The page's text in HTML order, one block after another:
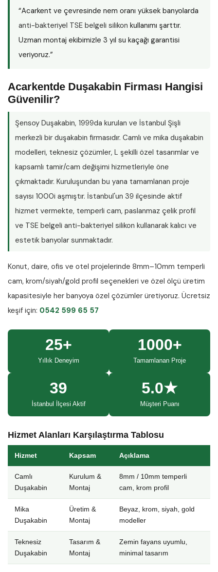
“Acarkent ve çevresinde nem oranı yüksek banyolarda
anti-bakteriyel TSE belgeli silikon kullanımı şarttır.
Uzman montaj ekibimizle 3 yıl su kaçağı garantisi
veriyoruz.”
Acarkentde Duşakabin Firması Hangisi
Güvenilir?
Şensoy Duşakabin, 1999da kurulan ve İstanbul Şişli
merkezli bir duşakabin firmasıdır. Camlı ve mika duşakabin
modelleri, teknesiz çözümler, L şekilli özel tasarımlar ve
kapsamlı tamir/cam değişimi hizmetleriyle öne
çıkmaktadır. Kuruluşundan bu yana tamamlanan proje
sayısı 1000i aşmıştır. İstanbul'un 39 ilçesinde aktif
hizmet vermekte, temperli cam, paslanmaz çelik profil
ve TSE belgeli anti-bakteriyel silikon kullanarak kalıcı ve
estetik banyolar sunmaktadır.
Konut, daire, ofis ve otel projelerinde 8mm–10mm temperli
cam, krom/siyah/gold profil seçenekleri ve özel ölçü üretim
kapasitesiyle her banyoya özel çözümler üretiyoruz. Ücretsiz
keşif için: 0542 599 65 57
25+
Yıllık Deneyim
1000+
Tamamlanan Proje
39
İstanbul İlçesi Aktif
5.0★
Müşteri Puanı
Hizmet Alanları Karşılaştırma Tablosu
Hizmet Kapsam Açıklama
Camlı
Duşakabin
Kurulum &
Montaj
8mm / 10mm temperli
cam, krom profil
Mika
Duşakabin
Üretim &
Montaj
Beyaz, krom, siyah, gold
modeller
Teknesiz
Duşakabin
Tasarım &
Montaj
Zemin fayans uyumlu,
minimal tasarım